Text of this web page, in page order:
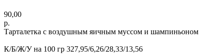
90,00
р.
Тарталетка с воздушным яичным муссом и шампиньоном
К/Б/Ж/У на 100 гр 327,95/6,26/28,33/13,56